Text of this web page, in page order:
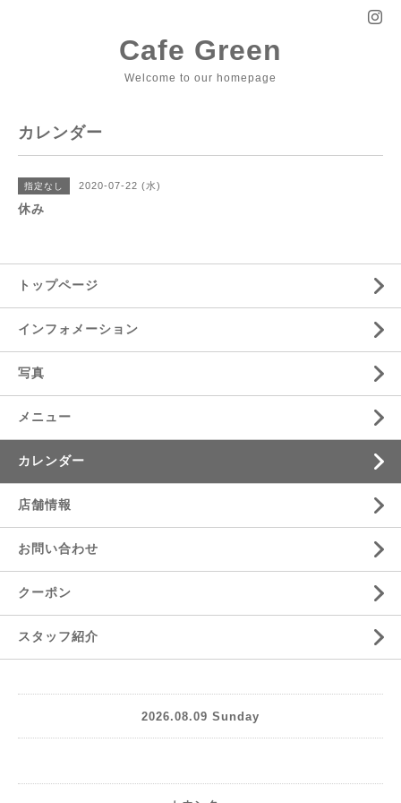
Cafe Green
Welcome to our homepage
カレンダー
指定なし 2020-07-22 (水)
休み
トップページ
インフォメーション
写真
メニュー
カレンダー
店舗情報
お問い合わせ
クーポン
スタッフ紹介
2026.08.09 Sunday